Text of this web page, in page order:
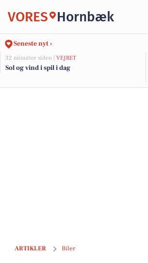
VORES Hornbæk
Seneste nyt ›
32 minutter siden | VEJRET
Sol og vind i spil i dag
ARTIKLER Biler
Pris op til 148.000 kroner! Se de dyreste